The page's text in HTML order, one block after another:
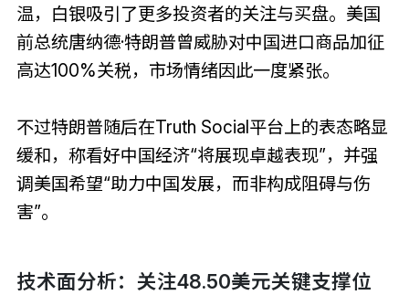
温，白银吸引了更多投资者的关注与买盘。美国
前总统唐纳德·特朗普曾威胁对中国进口商品加征
高达100%关税，市场情绪因此一度紧张。
不过特朗普随后在Truth Social平台上的表态略显
缓和，称看好中国经济“将展现卓越表现”，并强
调美国希望“助力中国发展，而非构成阻碍与伤
害”。
技术面分析：关注48.50美元关键支撑位